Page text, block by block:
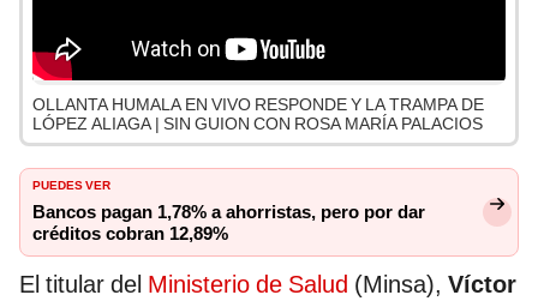
OLLANTA HUMALA EN VIVO RESPONDE Y LA TRAMPA DE
LÓPEZ ALIAGA | SIN GUION CON ROSA MARÍA PALACIOS
PUEDES VER
Bancos pagan 1,78% a ahorristas, pero por dar
créditos cobran 12,89%
El titular del Ministerio de Salud (Minsa), Víctor